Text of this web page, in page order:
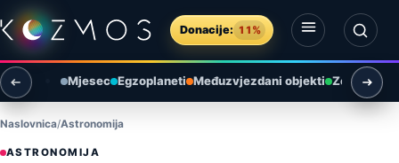
Preskoči na sadržaj
Donacije: 11%
Otvori izbornik
Otvori pretragu
Mjesec Egzoplaneti Međuzvjezdani objekti Zemlja i
Naslovnica Astronomija
ASTRONOMIJA